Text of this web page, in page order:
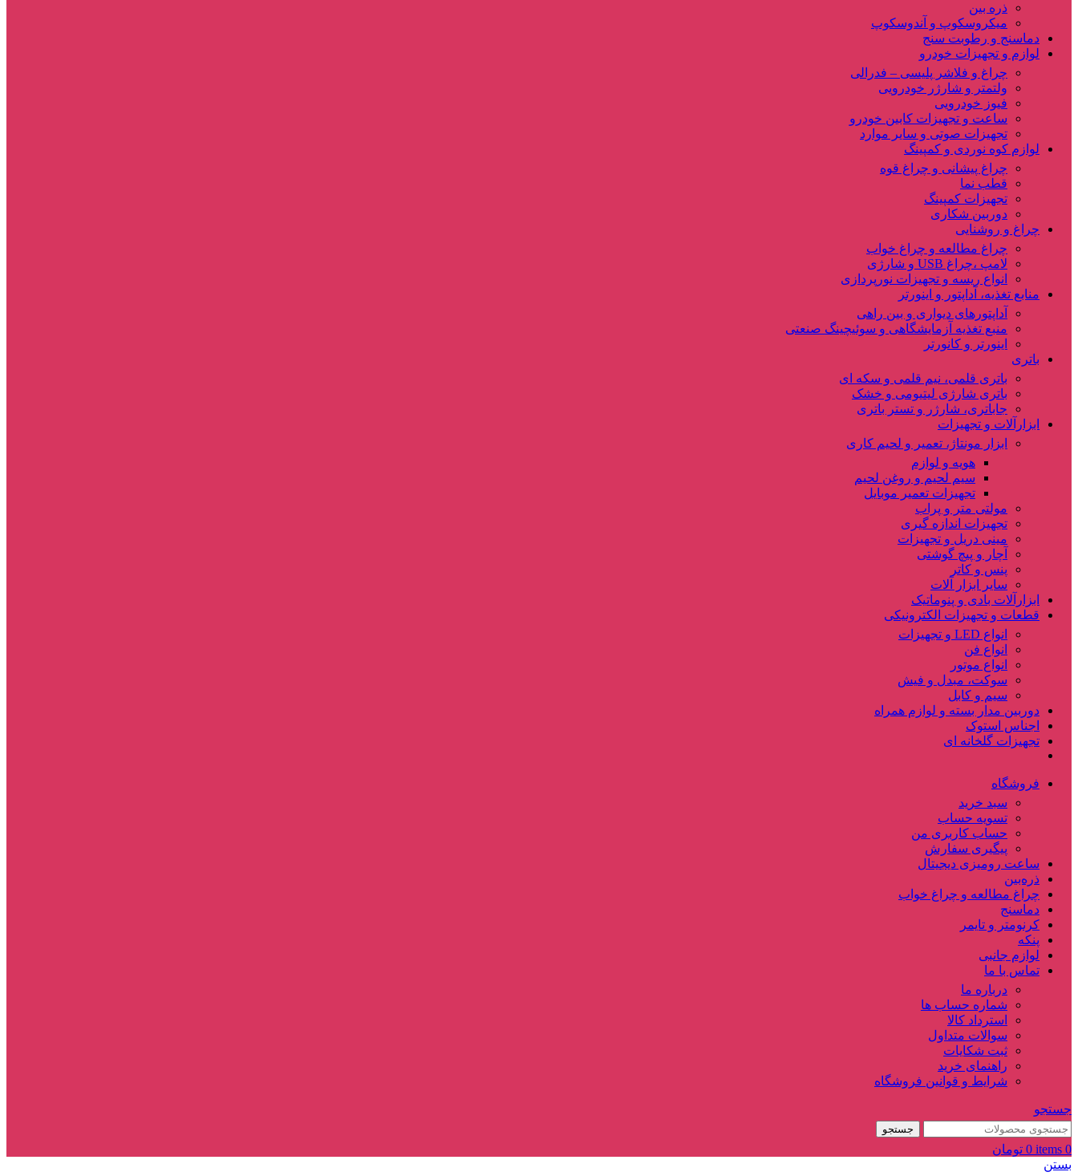
ذره بین
میکروسکوپ و آندوسکوپ
دماسنج و رطوبت سنج
لوازم و تجهیزات خودرو
چراغ و فلاشر پلیسی – فدرالی
ولتمتر و شارژر خودرویی
فیوز خودرویی
ساعت و تجهیزات کابین خودرو
تجهیزات صوتی و سایر موارد
لوازم کوه نوردی و کمپینگ
چراغ پیشانی و چراغ قوه
قطب نما
تجهیزات کمپینگ
دوربین شکاری
چراغ و روشنایی
چراغ مطالعه و چراغ خواب
لامپ ،چراغ USB و شارژی
انواع ریسه و تجهیزات نورپردازی
منابع تغذیه، آداپتور و اینورتر
آداپتورهای دیواری و بین راهی
منبع تغذیه آزمایشگاهی و سوئیچینگ صنعتی
اینورتر و کانورتر
باتری
باتری قلمی، نیم قلمی و سکه ای
باتری شارژی لیتیومی و خشک
جاباتری، شارژر و تستر باتری
ابزارآلات و تجهیزات
ابزار مونتاژ، تعمیر و لحیم کاری
هویه و لوازم
سیم لحیم و روغن لحیم
تجهیزات تعمیر موبایل
مولتی متر و پراب
تجهیزات اندازه گیری
مینی دریل و تجهیزات
آچار و پیچ گوشتی
پنس و کاتر
سایر ابزار آلات
ابزارآلات بادی و پنوماتیک
قطعات و تجهیزات الکترونیکی
انواع LED و تجهیزات
انواع فن
انواع موتور
سوکت، مبدل و فیش
سیم و کابل
دوربین مدار بسته و لوازم همراه
اجناس استوک
تجهیزات گلخانه ای
فروشگاه
سبد خرید
تسویه حساب
حساب کاربری من
پیگیری سفارش
ساعت‌ رومیزی دیجیتال
ذره‌بین‌
چراغ مطالعه و چراغ خواب
دماسنج‌
کرنومتر و تایمر
پنکه
لوازم جانبی
تماس با ما
درباره ما
شماره حساب ها
استرداد کالا
سوالات متداول
ثبت شکایات
راهنمای خرید
شرایط و قوانین فروشگاه
جستجو
جستجو
0
items
0 تومان
بستن